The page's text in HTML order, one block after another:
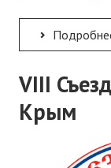
Подробнее: Успейте получить образование по
VIII
Крым